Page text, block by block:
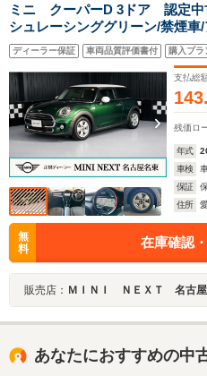
ミニ クーパーD 3ドア 認定中
シュレーシンググリーン/禁煙車
ントロール/衝突軽減ブレーキ/
ックカメラ
ディーラー保証 車両品質評価書付 購入プラ
支払総
143.
残価ロ
年式
車検
保証
住所
無
料
在庫確認
販売店： ＭＩＮＩ ＮＥＸＴ 名古
あなたにおすすめの中